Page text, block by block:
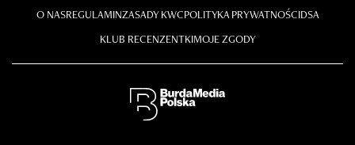
O NASREGULAMINZASADY KWCPOLITYKA PRYWATNOŚCIDSA
KLUB RECENZENTKIMOJE ZGODY